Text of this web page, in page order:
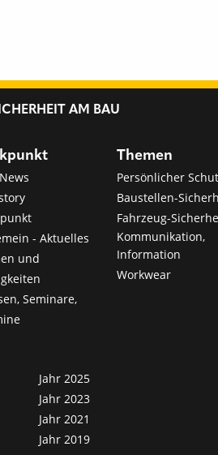
AM BAU
- Aktuelles
und
Seminare,
Themen
Persönlicher
Baustellen-
Fahrzeug-
Kommunikation,
Information
Workwear
Jahr 2025
Jahr 2023
Jahr 2021
Jahr 2019